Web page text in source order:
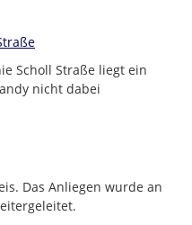
Scholl Straße liegt ein
nicht dabei
Das Anliegen wurde an